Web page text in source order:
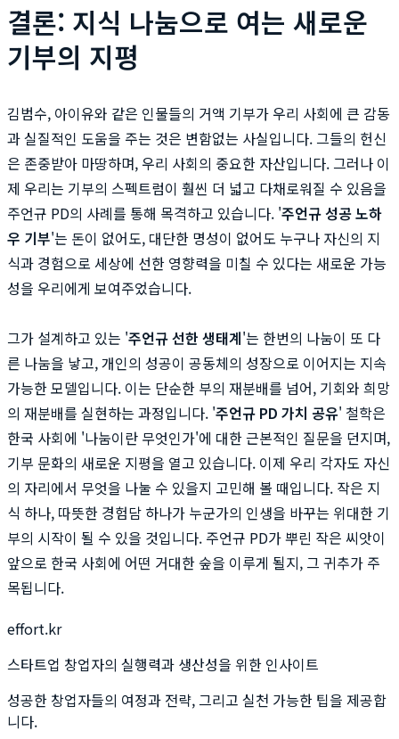
결론: 지식 나눔으로 여는 새로운
기부의 지평
김범수, 아이유와 같은 인물들의 거액 기부가 우리 사회에 큰 감동
과 실질적인 도움을 주는 것은 변함없는 사실입니다. 그들의 헌신
은 존중받아 마땅하며, 우리 사회의 중요한 자산입니다. 그러나 이
제 우리는 기부의 스펙트럼이 훨씬 더 넓고 다채로워질 수 있음을
주언규 PD의 사례를 통해 목격하고 있습니다. '주언규 성공 노하
우 기부'는 돈이 없어도, 대단한 명성이 없어도 누구나 자신의 지
식과 경험으로 세상에 선한 영향력을 미칠 수 있다는 새로운 가능
성을 우리에게 보여주었습니다.
그가 설계하고 있는 '주언규 선한 생태계'는 한번의 나눔이 또 다
른 나눔을 낳고, 개인의 성공이 공동체의 성장으로 이어지는 지속
가능한 모델입니다. 이는 단순한 부의 재분배를 넘어, 기회와 희망
의 재분배를 실현하는 과정입니다. '주언규 PD 가치 공유' 철학은
한국 사회에 '나눔이란 무엇인가'에 대한 근본적인 질문을 던지며,
기부 문화의 새로운 지평을 열고 있습니다. 이제 우리 각자도 자신
의 자리에서 무엇을 나눌 수 있을지 고민해 볼 때입니다. 작은 지
식 하나, 따뜻한 경험담 하나가 누군가의 인생을 바꾸는 위대한 기
부의 시작이 될 수 있을 것입니다. 주언규 PD가 뿌린 작은 씨앗이
앞으로 한국 사회에 어떤 거대한 숲을 이루게 될지, 그 귀추가 주
목됩니다.
effort.kr
스타트업 창업자의 실행력과 생산성을 위한 인사이트
성공한 창업자들의 여정과 전략, 그리고 실천 가능한 팁을 제공합
니다.